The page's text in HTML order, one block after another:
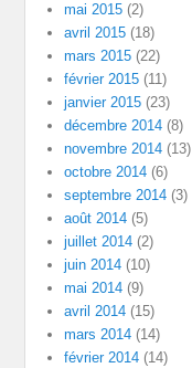
mai 2015 (2)
avril 2015 (18)
mars 2015 (22)
février 2015 (11)
janvier 2015 (23)
décembre 2014 (8)
novembre 2014 (13)
octobre 2014 (6)
septembre 2014 (3)
août 2014 (5)
juillet 2014 (2)
juin 2014 (10)
mai 2014 (9)
avril 2014 (15)
mars 2014 (14)
février 2014 (14)